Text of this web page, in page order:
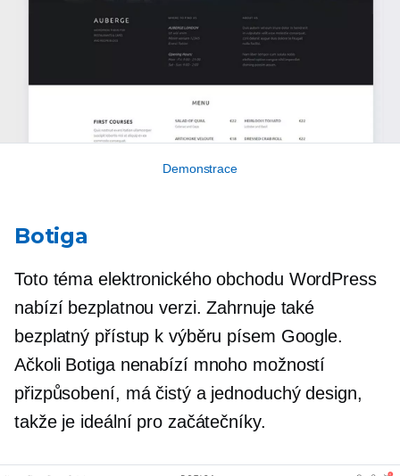
Demonstrace
Botiga
Toto téma elektronického obchodu WordPress
nabízí bezplatnou verzi. Zahrnuje také
bezplatný přístup k výběru písem Google.
Ačkoli Botiga nenabízí mnoho možností
přizpůsobení, má čistý a jednoduchý design,
takže je ideální pro začátečníky.